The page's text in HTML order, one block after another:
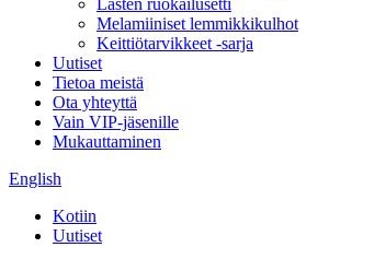
Lasten ruokailusetti
Melamiiniset lemmikkikulhot
Keittiötarvikkeet -sarja
Uutiset
Tietoa meistä
Ota yhteyttä
Vain VIP-jäsenille
Mukauttaminen
English
Kotiin
Uutiset